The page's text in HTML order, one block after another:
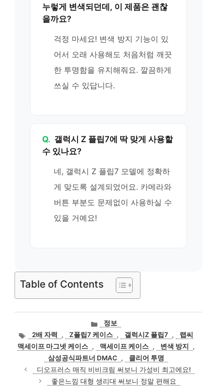
누렇게 변색되던데, 이 제품은 괜찮
을까요?
걱정 마세요! 변색 방지 기능이 있
어서 오래 사용해도 처음처럼 깨끗
한 투명함을 유지해줘요. 깔끔하게
쓰실 수 있답니다.
Q. 갤럭시 Z 플립7에 딱 맞게 사용할
수 있나요?
네, 갤럭시 Z 플립7 모델에 정확하
게 맞도록 설계되었어요. 카메라와
버튼 부분도 문제없이 사용하실 수
있을 거예요!
Table of Contents
카
테
고
리
정보
태
그
2배 자력 , Z플립7 케이스 , 갤럭시Z 플립7 ,
랩씨
맥세이프 마그넷 케이스 , 맥세이프 케이스 , 변색 방지
,
삼성공식파트너 DMAC ,
클리어 투명
디오프러스 매직 비비크림 써보니 가성비 최고에요!
좋은느낌 대형 생리대 써보니 정말 편해요